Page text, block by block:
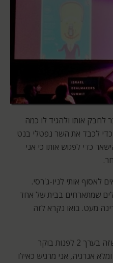
אותו ולהגיד לו כמה
לכבד את השר נפטלי בנט
כדי לפגוש אותו כי אני
לאסוף אותי לניו-ג'רסי.
של כ-100 ישראלים שמתארחים בבית של אחד
מעט. בואו נקרא לזה
ההרצאה מתחילה בשעה 20:30 שזה בערך 2 לפנות בוקר
אנרגיה, אני מרגיש כאילו